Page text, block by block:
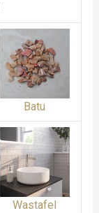
Batu
Wastafel